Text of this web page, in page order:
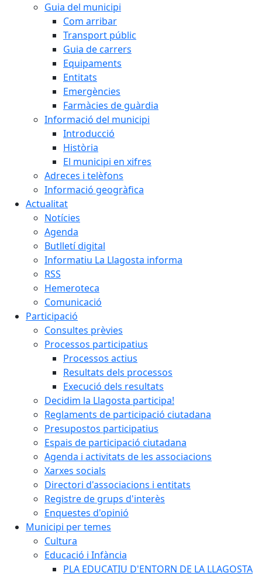
Guia del municipi
Com arribar
Transport públic
Guia de carrers
Equipaments
Entitats
Emergències
Farmàcies de guàrdia
Informació del municipi
Introducció
Història
El municipi en xifres
Adreces i telèfons
Informació geogràfica
Actualitat
Notícies
Agenda
Butlletí digital
Informatiu La Llagosta informa
RSS
Hemeroteca
Comunicació
Participació
Consultes prèvies
Processos participatius
Processos actius
Resultats dels processos
Execució dels resultats
Decidim la Llagosta participa!
Reglaments de participació ciutadana
Presupostos participatius
Espais de participació ciutadana
Agenda i activitats de les associacions
Xarxes socials
Directori d'associacions i entitats
Registre de grups d'interès
Enquestes d'opinió
Municipi per temes
Cultura
Educació i Infància
PLA EDUCATIU D'ENTORN DE LA LLAGOSTA